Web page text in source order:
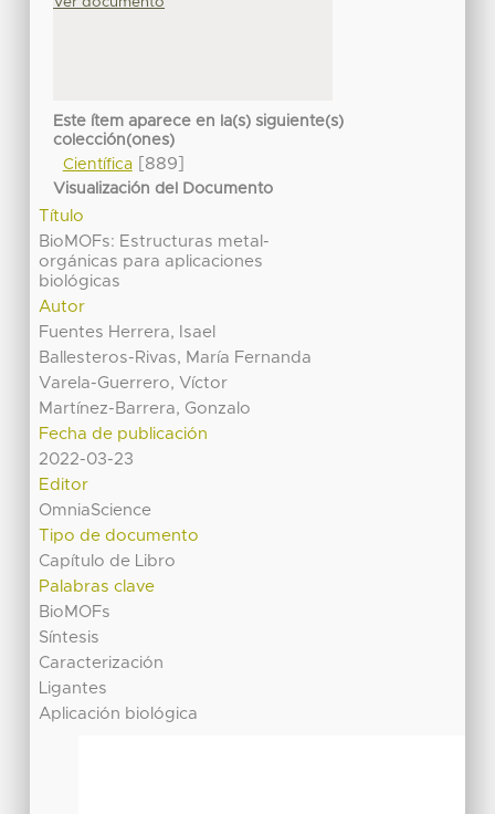
Este ítem aparece en la(s) siguiente(s)
colección(ones)
Científica[889]
Visualización del Documento
Título
BioMOFs: Estructuras metal-
orgánicas para aplicaciones
biológicas
Autor
Fuentes Herrera, Isael
Ballesteros-Rivas, María Fernanda
Varela-Guerrero, Víctor
Martínez-Barrera, Gonzalo
Fecha de publicación
2022-03-23
Editor
OmniaScience
Tipo de documento
Capítulo de Libro
Palabras clave
BioMOFs
Síntesis
Caracterización
Ligantes
Aplicación biológica